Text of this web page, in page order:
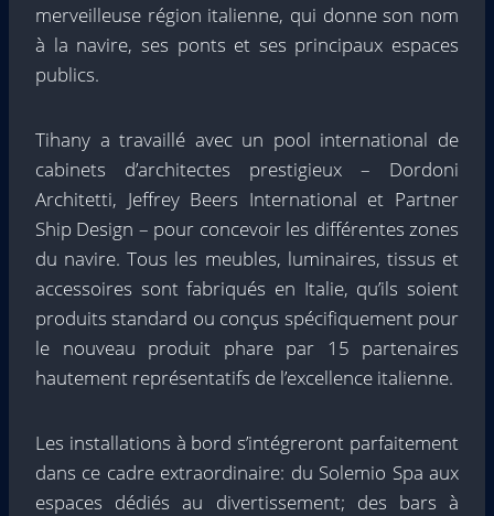
merveilleuse région italienne, qui donne son nom
à la navire, ses ponts et ses principaux espaces
publics.
Tihany a travaillé avec un pool international de
cabinets d’architectes prestigieux – Dordoni
Architetti, Jeffrey Beers International et Partner
Ship Design – pour concevoir les différentes zones
du navire. Tous les meubles, luminaires, tissus et
accessoires sont fabriqués en Italie, qu’ils soient
produits standard ou conçus spécifiquement pour
le nouveau produit phare par 15 partenaires
hautement représentatifs de l’excellence italienne.
Les installations à bord s’intégreront parfaitement
dans ce cadre extraordinaire: du Solemio Spa aux
espaces dédiés au divertissement; des bars à